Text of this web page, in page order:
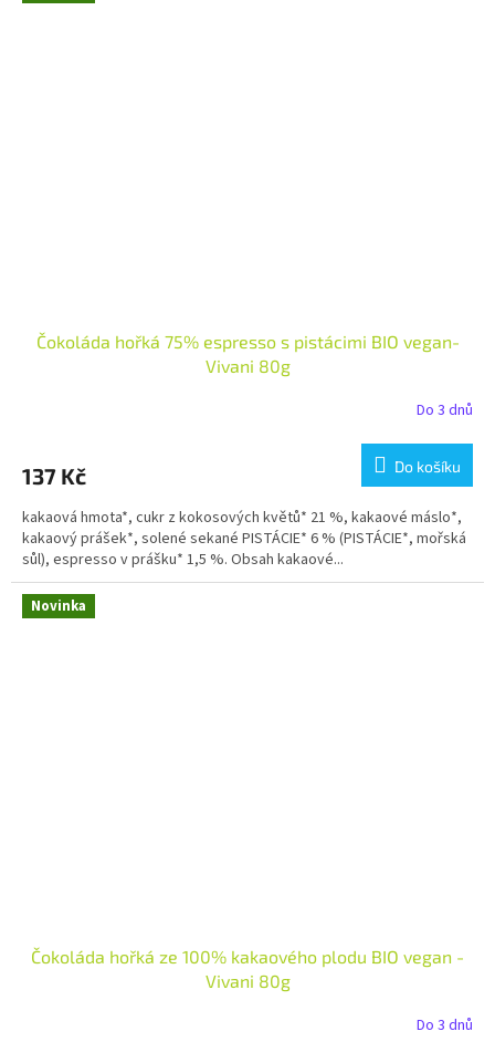
Čokoláda hořká 75% espresso s pistácimi BIO vegan-
Vivani 80g
Do 3 dnů
137 Kč Do košíku
kakaová hmota*, cukr z kokosových květů* 21 %, kakaové máslo*,
kakaový prášek*, solené sekané PISTÁCIE* 6 % (PISTÁCIE*, mořská
sůl), espresso v prášku* 1,5 %. Obsah kakaové...
Novinka
Čokoláda hořká ze 100% kakaového plodu BIO vegan -
Vivani 80g
Do 3 dnů